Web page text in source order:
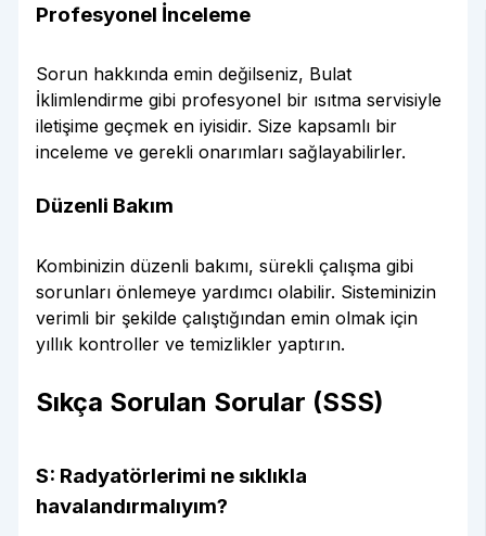
Profesyonel İnceleme
Sorun hakkında emin değilseniz, Bulat
İklimlendirme gibi profesyonel bir ısıtma servisiyle
iletişime geçmek en iyisidir. Size kapsamlı bir
inceleme ve gerekli onarımları sağlayabilirler.
Düzenli Bakım
Kombinizin düzenli bakımı, sürekli çalışma gibi
sorunları önlemeye yardımcı olabilir. Sisteminizin
verimli bir şekilde çalıştığından emin olmak için
yıllık kontroller ve temizlikler yaptırın.
Sıkça Sorulan Sorular (SSS)
S: Radyatörlerimi ne sıklıkla
havalandırmalıyım?